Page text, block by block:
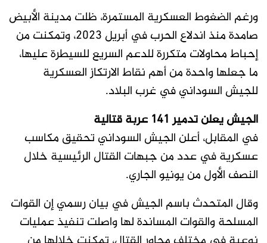
ورغم الضغوط العسكرية المستمرة، ظلت مدينة الأبيض
صامدة منذ اندلاع الحرب في أبريل 2023، وتمكنت من
إحباط محاولات متكررة للدعم السريع للسيطرة عليها،
ما جعلها واحدة من أهم نقاط الارتكاز العسكرية
للجيش السوداني في غرب البلاد.
الجيش يعلن تدمير 141 عربة قتالية
في المقابل، أعلن الجيش السوداني تحقيق مكاسب
عسكرية في عدد من جبهات القتال الرئيسية خلال
النصف الأول من يونيو الجاري.
وقال المتحدث باسم الجيش في بيان رسمي إن القوات
المسلحة والقوات المساندة لها واصلت تنفيذ عمليات